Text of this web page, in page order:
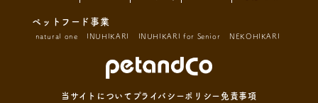
ペットフード事業
natural one INUHIKARI INUHIKARI for Senior NEKOHIKARI
当サイトについて プライバシーポリシー 免責事項